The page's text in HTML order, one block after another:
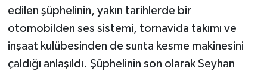
edilen şüphelinin, yakın tarihlerde bir
otomobilden ses sistemi, tornavida takımı ve
inşaat kulübesinden de sunta kesme makinesini
çaldığı anlaşıldı. Şüphelinin son olarak Seyhan